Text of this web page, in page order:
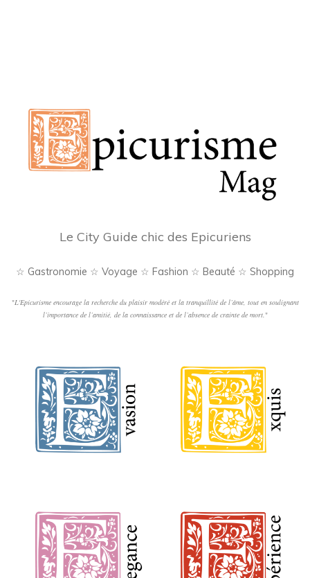
Le City Guide chic des Epicuriens
☆ Gastronomie ☆ Voyage ☆ Fashion ☆ Beauté ☆ Shopping
"L'Epicurisme encourage la recherche du plaisir modéré et la tranquillité de l’âme, tout en soulignant
l’importance de l’amitié, de la connaissance et de l’absence de crainte de mort. "